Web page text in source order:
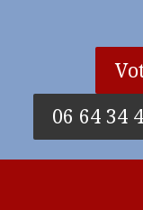
06 64 34